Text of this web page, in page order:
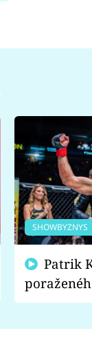
SHOWBYZNYS
fanoušci